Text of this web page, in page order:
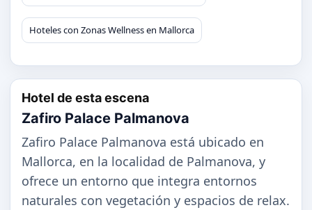
Hoteles con Zonas Wellness en Mallorca
Hotel de esta escena
Zafiro Palace Palmanova
Zafiro Palace Palmanova está ubicado en
Mallorca, en la localidad de Palmanova, y
ofrece un entorno que integra entornos
naturales con vegetación y espacios de relax.